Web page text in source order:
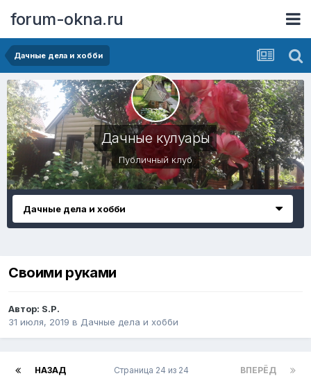
forum-okna.ru
Дачные дела и хобби
Дачные кулуары
Публичный клуб
Дачные дела и хобби
Своими руками
Автор: S.P.
31 июля, 2019 в Дачные дела и хобби
НАЗАД ВПЕРЁД
Страница 24 из 24